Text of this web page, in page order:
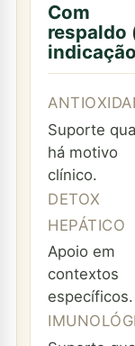
Com
respaldo
Suporte
há motivo
clínico.
DETOX
HEPÁTICO
Apoio em
contextos
específicos.